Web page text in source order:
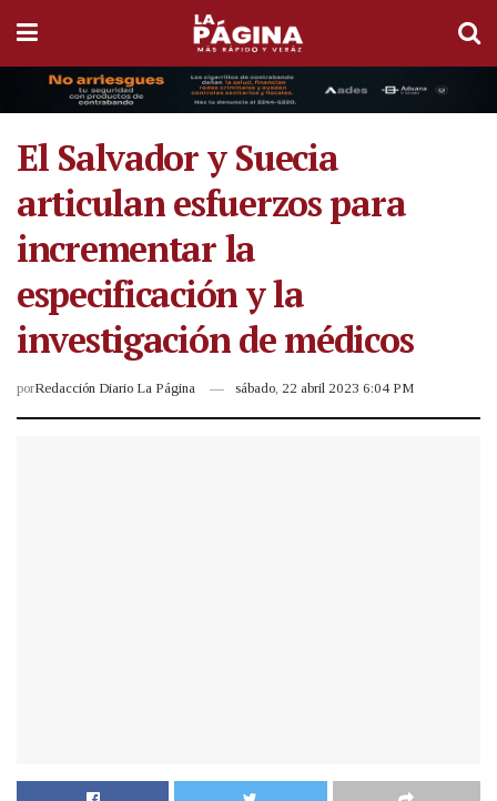
El Salvador y Suecia
articulan esfuerzos para
incrementar la
especificación y la
investigación de médicos
porRedacción Diario La Página sábado, 22 abril 2023 6:04 PM